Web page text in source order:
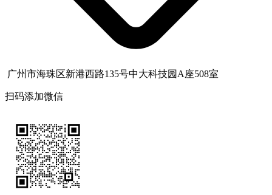
广州市海珠区新港西路135号中大科技园A座508室
扫码添加微信